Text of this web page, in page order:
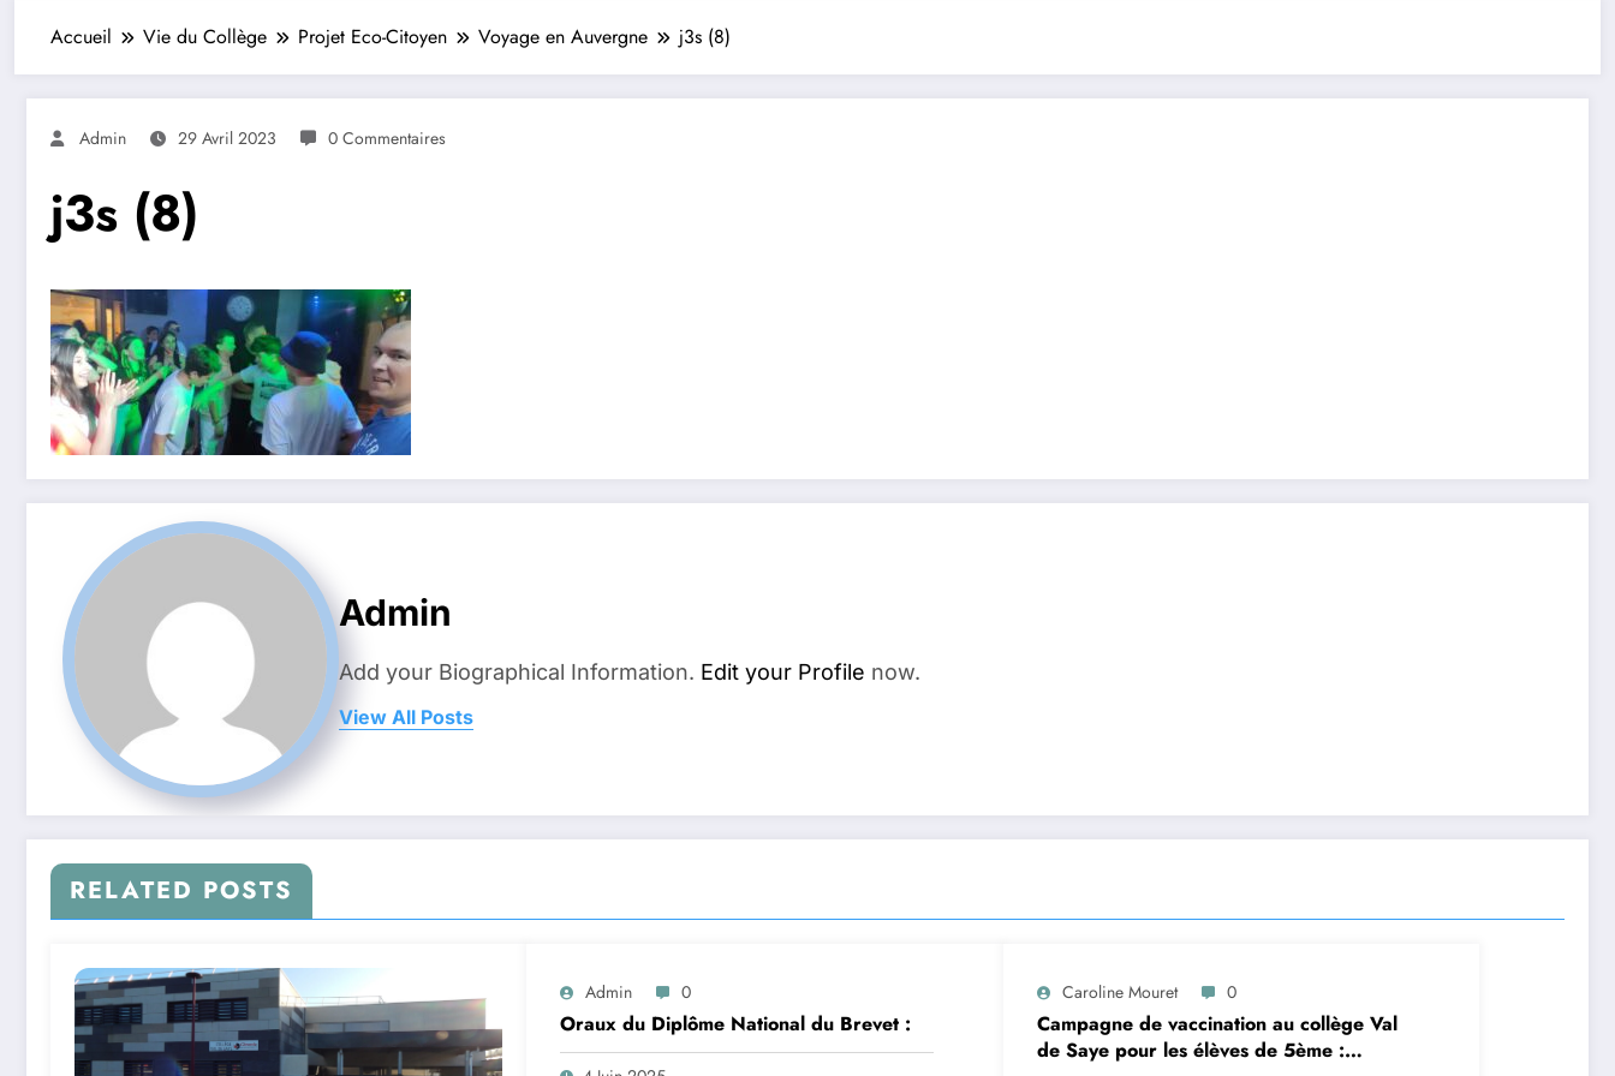
Accueil Vie du Collège Projet Eco-Citoyen Voyage en Auvergne j3s (8)
Admin 29 Avril 2023 0 Commentaires
j3s (8)
Admin
Add your Biographical Information. Edit your Profile now.
View All Posts
RELATED POSTS
Admin 0
Oraux du Diplôme National du Brevet :
Caroline Mouret 0
Campagne de vaccination au collège Val
de Saye pour les élèves de 5ème :